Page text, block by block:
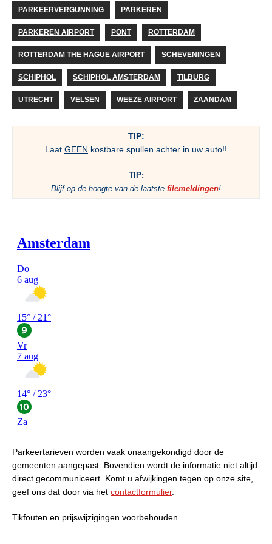
PARKEERVERGUNNING PARKEREN
PARKEREN AIRPORT PONT ROTTERDAM
ROTTERDAM THE HAGUE AIRPORT SCHEVENINGEN
SCHIPHOL SCHIPHOL AMSTERDAM TILBURG
UTRECHT VELSEN WEEZE AIRPORT ZAANDAM
TIP:
Laat GEEN kostbare spullen achter in uw auto!!
TIP:
Blijf op de hoogte van de laatste filemeldingen!
Parkeertarieven worden vaak onaangekondigd door de
gemeenten aangepast. Bovendien wordt de informatie niet altijd
direct gecommuniceert. Komt u afwijkingen tegen op onze site,
geef ons dat door via het contactformulier.
Tikfouten en prijswijzigingen voorbehouden